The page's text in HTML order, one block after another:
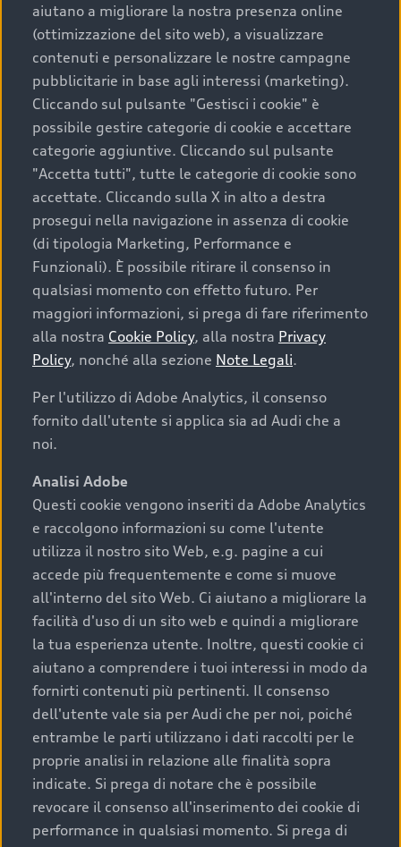
L’energia che muove le tue
giornate.
Nuova Audi A3 allstreet e-hybrid interpreta la
mobilità elettrica con naturalezza ed efficienza,
grazie a un’autonomia fino a 138 km (WLTP) e al
sistema di recupero dell’energia in movimento.
1 2 3 4 5
Interni all’avanguardia.
Sali a bordo e scopri un ecosistema digitale
doppio schermo integrato, inclinato verso il
conducente e composto da Audi virtual cockpit
plus e display MMI touch, offre una chiarezza
visiva assoluta senza mai farti distogliere lo
Audi virtual cockpit plus
aiutano a migliorare la nostra presenza online
(ottimizzazione del sito web), a visualizzare
contenuti e personalizzare le nostre campagne
pubblicitarie in base agli interessi (marketing).
Cliccando sul pulsante "Gestisci i cookie" è
possibile gestire categorie di cookie e accettare
categorie aggiuntive. Cliccando sul pulsante
"Accetta tutti", tutte le categorie di cookie sono
accettate. Cliccando sulla X in alto a destra
prosegui nella navigazione in assenza di cookie
(di tipologia Marketing, Performance e
Funzionali). È possibile ritirare il consenso in
qualsiasi momento con effetto futuro. Per
maggiori informazioni, si prega di fare riferimento
alla nostra Cookie Policy, alla nostra Privacy
Policy, nonché alla sezione Note Legali.
Per l'utilizzo di Adobe Analytics, il consenso
fornito dall'utente si applica sia ad Audi che a
noi.
Analisi Adobe
Questi cookie vengono inseriti da Adobe Analytics
e raccolgono informazioni su come l'utente
utilizza il nostro sito Web, e.g. pagine a cui
accede più frequentemente e come si muove
all'interno del sito Web. Ci aiutano a migliorare la
facilità d'uso di un sito web e quindi a migliorare
la tua esperienza utente. Inoltre, questi cookie ci
aiutano a comprendere i tuoi interessi in modo da
fornirti contenuti più pertinenti. Il consenso
dell'utente vale sia per Audi che per noi, poiché
entrambe le parti utilizzano i dati raccolti per le
proprie analisi in relazione alle finalità sopra
indicate. Si prega di notare che è possibile
revocare il consenso all'inserimento dei cookie di
performance in qualsiasi momento. Si prega di